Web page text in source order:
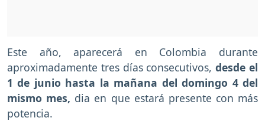
Este año, aparecerá en Colombia durante
aproximadamente tres días consecutivos,desde el
1 de junio hasta la mañana del domingo 4 del
mismo mes, dia en que estará presente con más
potencia.